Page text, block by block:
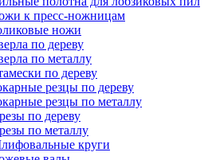
к пресс-ножницам
ножи
по дереву
по металлу
по дереву
резцы по дереву
резцы по металлу
по дереву
по металлу
круги